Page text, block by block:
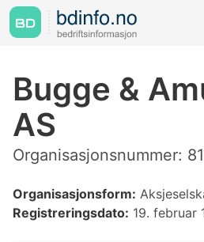
Bugge &
AS
Organisasjonsnummer:
Organisasjonsform:
Registreringsdato: 19. februar